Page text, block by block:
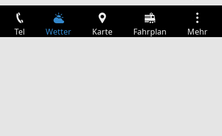
Tel Wetter Karte Fahrplan Mehr